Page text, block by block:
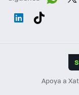
Apoya a